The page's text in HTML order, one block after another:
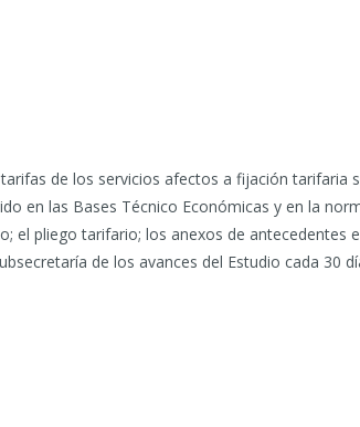
de los servicios afectos a fijación tarifaria
en las Bases Técnico Económicas y en la
el pliego tarifario; los anexos de antecedentes
de los avances del Estudio cada 30